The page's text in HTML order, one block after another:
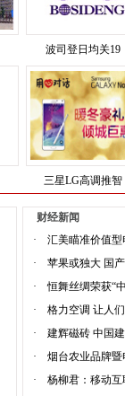
波司登日均关19
三星LG高调推智
财经新闻
·
汇美瞄准价值
·
苹果或独大 国
·
恒舞丝绸荣获“
·
格力空调 让人
·
建辉磁砖 中国
·
烟台农业品牌
·
杨柳君：移动